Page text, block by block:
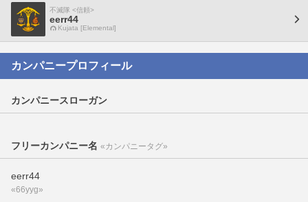
不滅隊 <信頼>
eerr44
Kujata [Elemental]
カンパニープロフィール
カンパニースローガン
フリーカンパニー名 «カンパニータグ»
eerr44
«66yyg»